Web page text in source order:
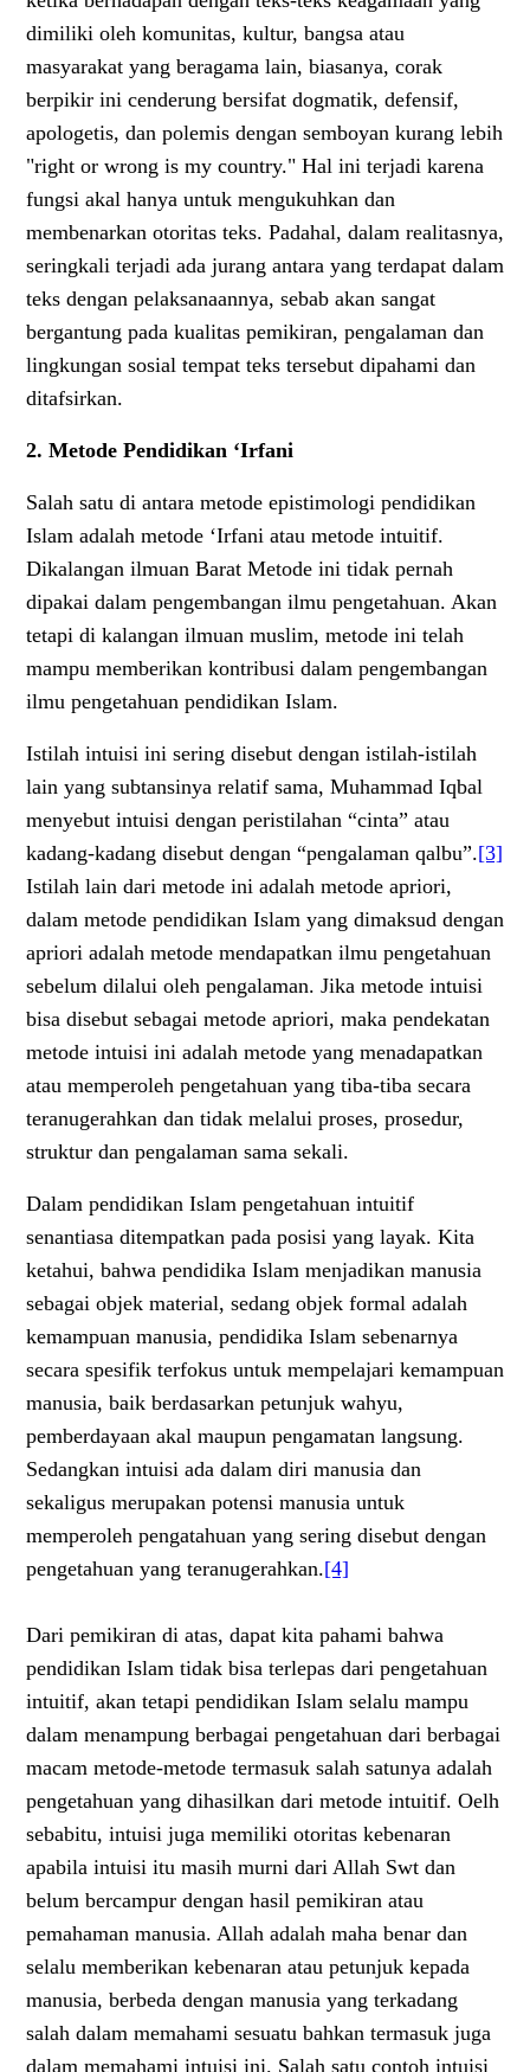
dimiliki oleh komunitas, kultur, bangsa atau
masyarakat yang beragama lain, biasanya, corak
berpikir ini cenderung bersifat dogmatik, defensif,
apologetis, dan polemis dengan semboyan kurang lebih
"right or wrong is my country." Hal ini terjadi karena
fungsi akal hanya untuk mengukuhkan dan
membenarkan otoritas teks. Padahal, dalam realitasnya,
seringkali terjadi ada jurang antara yang terdapat dalam
teks dengan pelaksanaannya, sebab akan sangat
bergantung pada kualitas pemikiran, pengalaman dan
lingkungan sosial tempat teks tersebut dipahami dan
ditafsirkan.
2. Metode Pendidikan ‘Irfani
Salah satu di antara metode epistimologi pendidikan
Islam adalah metode ‘Irfani atau metode intuitif.
Dikalangan ilmuan Barat Metode ini tidak pernah
dipakai dalam pengembangan ilmu pengetahuan. Akan
tetapi di kalangan ilmuan muslim, metode ini telah
mampu memberikan kontribusi dalam pengembangan
ilmu pengetahuan pendidikan Islam.
Istilah intuisi ini sering disebut dengan istilah-istilah
lain yang subtansinya relatif sama, Muhammad Iqbal
menyebut intuisi dengan peristilahan “cinta” atau
kadang-kadang disebut dengan “pengalaman qalbu”.[3]
Istilah lain dari metode ini adalah metode apriori,
dalam metode pendidikan Islam yang dimaksud dengan
apriori adalah metode mendapatkan ilmu pengetahuan
sebelum dilalui oleh pengalaman. Jika metode intuisi
bisa disebut sebagai metode apriori, maka pendekatan
metode intuisi ini adalah metode yang menadapatkan
atau memperoleh pengetahuan yang tiba-tiba secara
teranugerahkan dan tidak melalui proses, prosedur,
struktur dan pengalaman sama sekali.
Dalam pendidikan Islam pengetahuan intuitif
senantiasa ditempatkan pada posisi yang layak. Kita
ketahui, bahwa pendidika Islam menjadikan manusia
sebagai objek material, sedang objek formal adalah
kemampuan manusia, pendidika Islam sebenarnya
secara spesifik terfokus untuk mempelajari kemampuan
manusia, baik berdasarkan petunjuk wahyu,
pemberdayaan akal maupun pengamatan langsung.
Sedangkan intuisi ada dalam diri manusia dan
sekaligus merupakan potensi manusia untuk
memperoleh pengatahuan yang sering disebut dengan
pengetahuan yang teranugerahkan.[4]
Dari pemikiran di atas, dapat kita pahami bahwa
pendidikan Islam tidak bisa terlepas dari pengetahuan
intuitif, akan tetapi pendidikan Islam selalu mampu
dalam menampung berbagai pengetahuan dari berbagai
macam metode-metode termasuk salah satunya adalah
pengetahuan yang dihasilkan dari metode intuitif. Oelh
sebabitu, intuisi juga memiliki otoritas kebenaran
apabila intuisi itu masih murni dari Allah Swt dan
belum bercampur dengan hasil pemikiran atau
pemahaman manusia. Allah adalah maha benar dan
selalu memberikan kebenaran atau petunjuk kepada
manusia, berbeda dengan manusia yang terkadang
salah dalam memahami sesuatu bahkan termasuk juga
dalam memahami intuisi ini. Salah satu contoh intuisi